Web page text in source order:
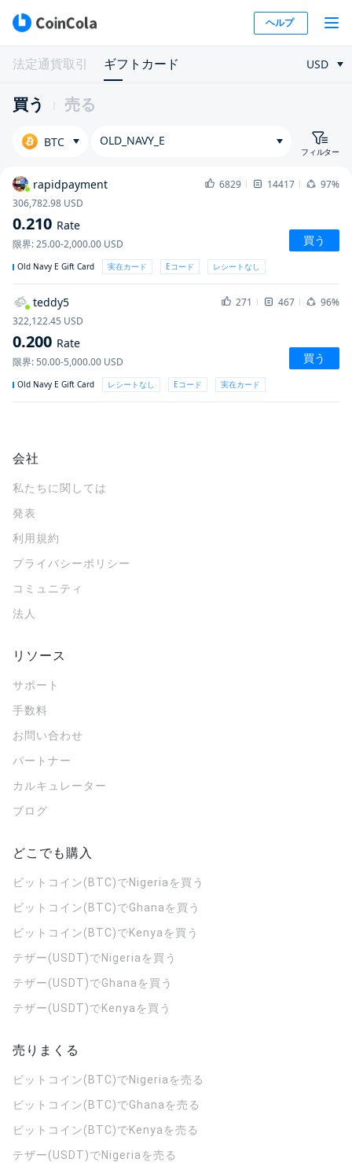
ヘルプ
法定通貨取引 ギフトカード USD
買う 売る
BTC OLD_NAVY_E
フィルター
rapidpayment 6829 14417
97%
306,782.98 USD
0.210 Rate
限界:25.00-2,000.00 USD 買う
Old Navy E Gift Card 実在カード Eコード レシートなし
teddy5 271 467
96%
322,122.45 USD
0.200 Rate
限界:50.00-5,000.00 USD 買う
Old Navy E Gift Card レシートなし Eコード 実在カード
会社
私たちに関しては
発表
利用規約
プライバシーポリシー
コミュニティ
法人
リソース
サポート
手数料
お問い合わせ
パートナー
カルキュレーター
ブログ
どこでも購入
ビットコイン(BTC)でNigeriaを買う
ビットコイン(BTC)でGhanaを買う
ビットコイン(BTC)でKenyaを買う
テザー(USDT)でNigeriaを買う
テザー(USDT)でGhanaを買う
テザー(USDT)でKenyaを買う
売りまくる
ビットコイン(BTC)でNigeriaを売る
ビットコイン(BTC)でGhanaを売る
ビットコイン(BTC)でKenyaを売る
テザー(USDT)でNigeriaを売る